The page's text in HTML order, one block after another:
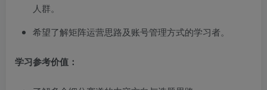
人群。
希望了解矩阵运营思路及账号管理方式的学习者。
学习参考价值：